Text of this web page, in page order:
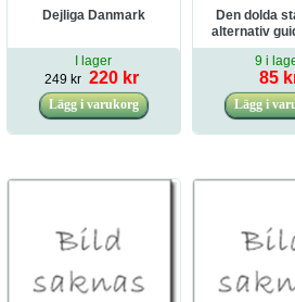
Dejliga Danmark
I lager
249 kr 220 kr
Den dolda
alternativ
9 i
85